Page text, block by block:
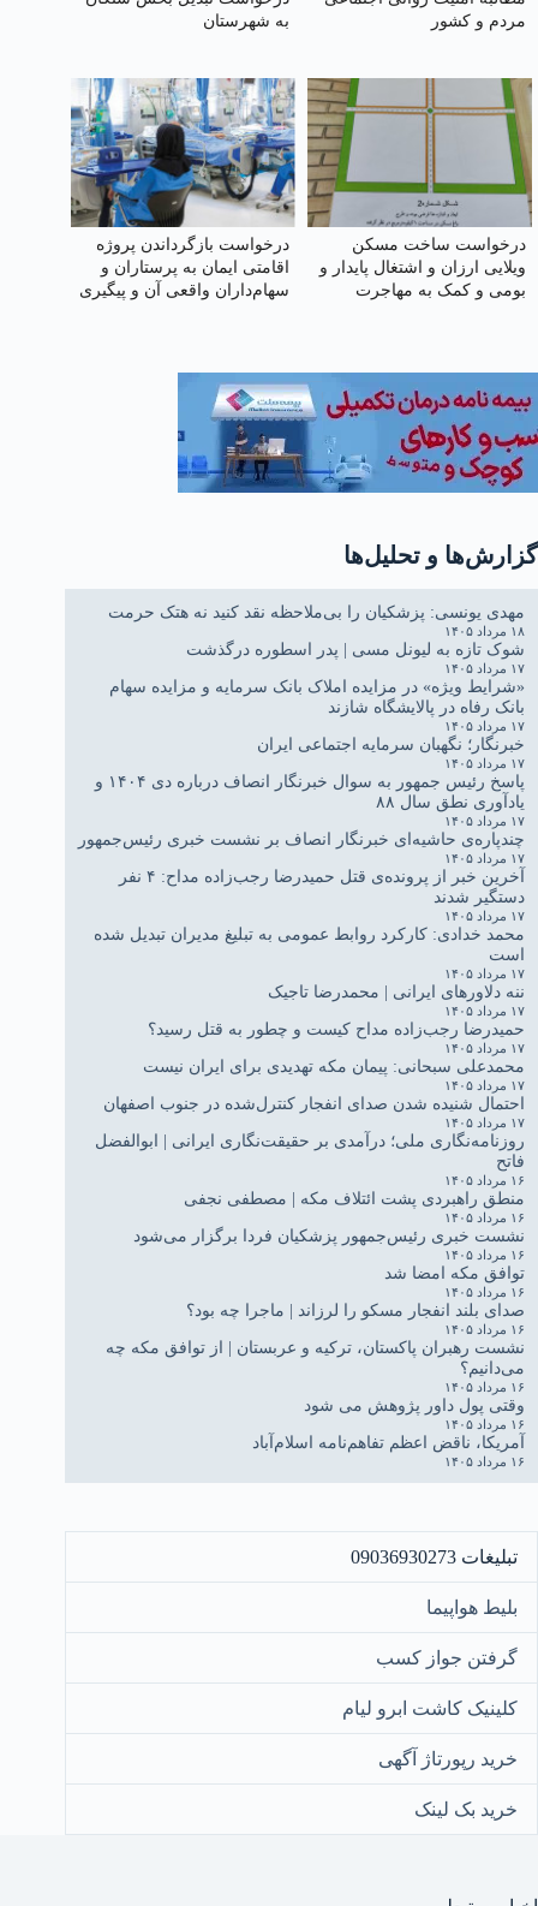
مردم و کشور
به شهرستان
درخواست ساخت مسکن
ویلایی ارزان و اشتغال پایدار و
بومی و کمک به مهاجرت
درخواست بازگرداندن پروژه
اقامتی ایمان به پرستاران و
سهام‌داران واقعی آن و پیگیری
گزارش‌ها و تحلیل‌ها
مهدی یونسی: پزشکیان را بی‌ملاحظه نقد کنید نه هتک حرمت
۱۸ مرداد ۱۴۰۵
شوک تازه به لیونل مسی | پدر اسطوره درگذشت
۱۷ مرداد ۱۴۰۵
«شرایط ویژه» در مزایده املاک بانک سرمایه و مزایده سهام
بانک رفاه در پالایشگاه شازند
۱۷ مرداد ۱۴۰۵
خبرنگار؛ نگهبان سرمایه اجتماعی ایران
۱۷ مرداد ۱۴۰۵
پاسخ رئیس جمهور به سوال خبرنگار انصاف درباره دی ۱۴۰۴ و
یادآوری نطق سال ۸۸
۱۷ مرداد ۱۴۰۵
چندپاره‌ی حاشیه‌ای خبرنگار انصاف بر نشست خبری رئیس‌جمهور
۱۷ مرداد ۱۴۰۵
آخرین خبر از پرونده‌ی قتل حمیدرضا رجب‌زاده مداح: ۴ نفر
دستگیر شدند
۱۷ مرداد ۱۴۰۵
محمد خدادی: کارکرد روابط عمومی به تبلیغ مدیران تبدیل شده
است
۱۷ مرداد ۱۴۰۵
ننه دلاورهای ایرانی | محمدرضا تاجیک
۱۷ مرداد ۱۴۰۵
حمیدرضا رجب‌زاده مداح کیست و چطور به قتل رسید؟
۱۷ مرداد ۱۴۰۵
محمدعلی سبحانی: پیمان مکه تهدیدی برای ایران نیست
۱۷ مرداد ۱۴۰۵
احتمال شنیده شدن صدای انفجار کنترل‌شده در جنوب اصفهان
۱۷ مرداد ۱۴۰۵
روزنامه‌نگاری ملی؛ درآمدی بر حقیقت‌نگاری ایرانی | ابوالفضل
فاتح
۱۶ مرداد ۱۴۰۵
منطق راهبردی پشت ائتلاف مکه | مصطفی نجفی
۱۶ مرداد ۱۴۰۵
نشست خبری رئیس‌جمهور پزشکیان فردا برگزار می‌شود
۱۶ مرداد ۱۴۰۵
توافق مکه امضا شد
۱۶ مرداد ۱۴۰۵
صدای بلند انفجار مسکو را لرزاند | ماجرا چه بود؟
۱۶ مرداد ۱۴۰۵
نشست رهبران پاکستان، ترکیه و عربستان | از توافق مکه چه
می‌دانیم؟
۱۶ مرداد ۱۴۰۵
وقتی پول داور پژوهش می شود
۱۶ مرداد ۱۴۰۵
آمریکا، ناقض اعظم تفاهم‌نامه اسلام‌آباد
۱۶ مرداد ۱۴۰۵
تبلیغات 09036930273
بلیط هواپیما
گرفتن جواز کسب
کلینیک کاشت ابرو لیام
خرید رپورتاژ آگهی
خرید بک لینک